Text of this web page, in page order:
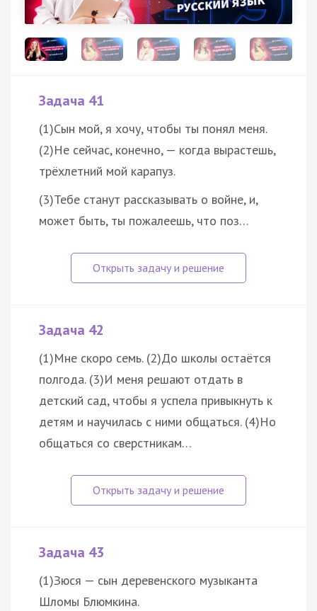
Задача 41
(1)Сын мой, я хочу, чтобы ты понял меня.
(2)Не сейчас, конечно, — когда вырастешь,
трёхлетний мой карапуз.
(3)Тебе станут рассказывать о войне, и,
может быть, ты пожалеешь, что поз…
Задача 42
(1)Мне скоро семь. (2)До школы остаётся
полгода. (3)И меня решают отдать в
детский сад, чтобы я успела привыкнуть к
детям и научилась с ними общаться. (4)Но
общаться со сверстникам…
Задача 43
(1)Зюся — сын деревенского музыканта
Шломы Блюмкина.